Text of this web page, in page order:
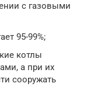
с газовыми
95-99%;
котлы
а при их
сооружать